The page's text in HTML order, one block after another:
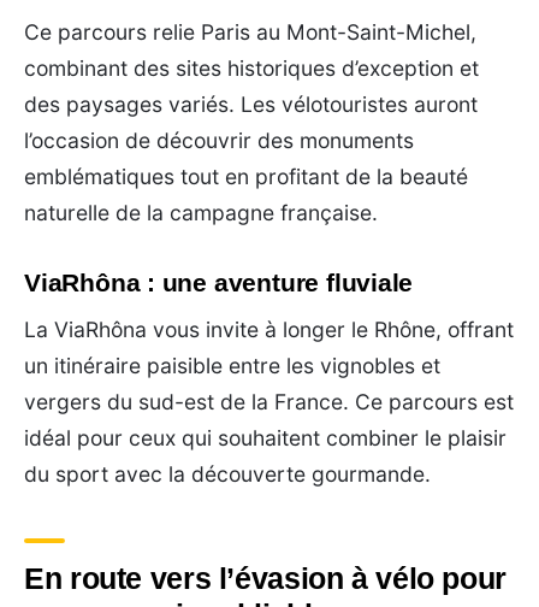
Ce parcours relie Paris au Mont-Saint-Michel,
combinant des sites historiques d’exception et
des paysages variés. Les vélotouristes auront
l’occasion de découvrir des monuments
emblématiques tout en profitant de la beauté
naturelle de la campagne française.
ViaRhôna : une aventure fluviale
La ViaRhôna vous invite à longer le Rhône, offrant
un itinéraire paisible entre les vignobles et
vergers du sud-est de la France. Ce parcours est
idéal pour ceux qui souhaitent combiner le plaisir
du sport avec la découverte gourmande.
En route vers l’évasion à vélo pour